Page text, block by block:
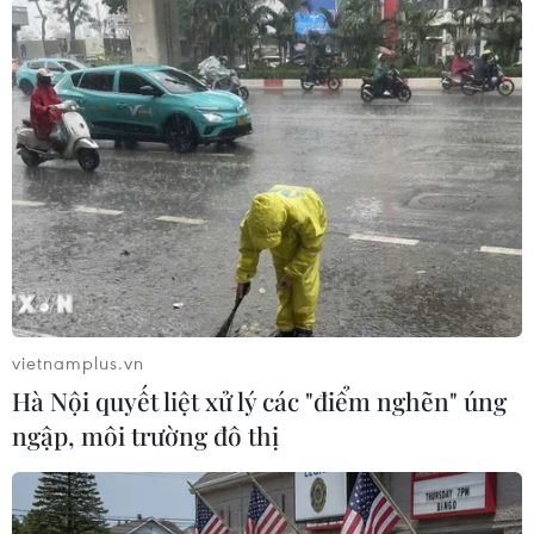
(TTXVN/Vietnam+)
#Ông Yoon Suk Yeol
#Tòa án Hiến pháp Hàn Quốc
vietnamplus.vn
Hà Nội quyết liệt xử lý các "điểm nghẽn" úng
ngập, môi trường đô thị